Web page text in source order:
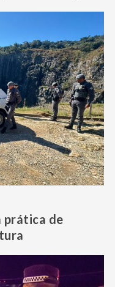
prática de